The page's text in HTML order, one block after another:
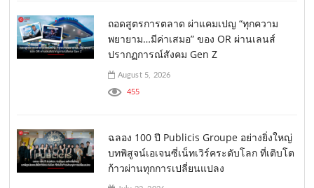
ถอดสูตรการตลาด ผ่าแคมเปญ “ทุกความ
พยายาม…มีค่าเสมอ” ของ OR ผ่านเลนส์
ปรากฏการณ์สังคม Gen Z
August 5, 2026
455
ฉลอง 100 ปี Publicis Groupe อย่างยิ่งใหญ่
บทพิสูจน์เอเจนซี่เน็ทเวิร์คระดับโลก ที่เติบโต
ก้าวผ่านทุกการเปลี่ยนแปลง